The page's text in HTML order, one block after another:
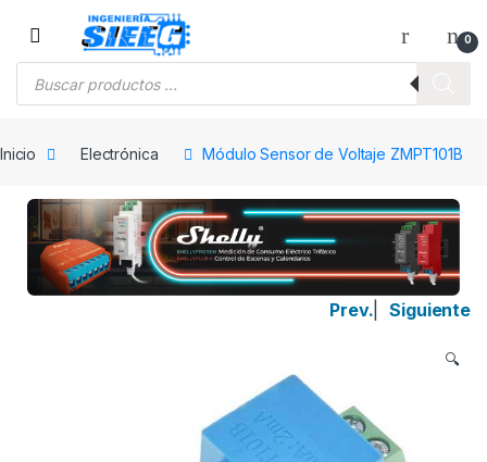
Saltar a la navegación
Saltar al contenido
0
Inicio Electrónica Módulo Sensor de Voltaje ZMPT101B
Prev. Siguiente
🔍